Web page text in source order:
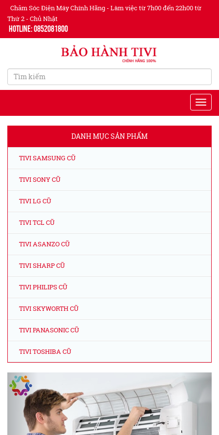
Chăm Sóc Điện Máy Chính Hãng - Làm việc từ 7h00 đến 22h00 từ
Thứ 2 - Chủ Nhật
Hotline: 0852081800
DANH MỤC SẢN PHẨM
TIVI SAMSUNG CŨ
TIVI SONY CŨ
TIVI LG CŨ
TIVI TCL CŨ
TIVI ASANZO CŨ
TIVI SHARP CŨ
TIVI PHILIPS CŨ
TIVI SKYWORTH CŨ
TIVI PANASONIC CŨ
TIVI TOSHIBA CŨ
Previous Next